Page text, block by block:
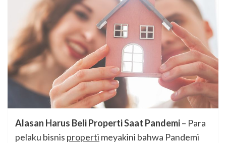
Alasan Harus Beli Properti Saat Pandemi– Para
pelaku bisnis properti meyakini bahwa Pandemi